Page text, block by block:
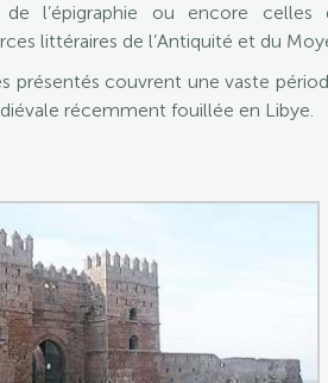
de l’épigraphie ou encore
littéraires de l’Antiquité et du
présentés couvrent une vaste
récemment fouillée en Libye.